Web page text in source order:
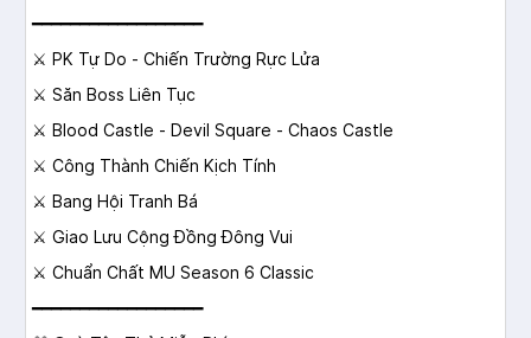
━━━━━━━━━━━━━━━━━━
⚔️ PK Tự Do - Chiến Trường Rực Lửa
⚔️ Săn Boss Liên Tục
⚔️ Blood Castle - Devil Square - Chaos Castle
⚔️ Công Thành Chiến Kịch Tính
⚔️ Bang Hội Tranh Bá
⚔️ Giao Lưu Cộng Đồng Đông Vui
⚔️ Chuẩn Chất MU Season 6 Classic
━━━━━━━━━━━━━━━━━━